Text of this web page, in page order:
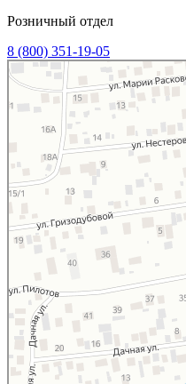
Розничный отдел
8 (800) 351-19-05